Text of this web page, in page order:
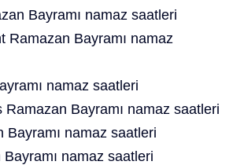
Bayramı namaz saatleri
Ramazan Bayramı namaz
namaz saatleri
Ramazan Bayramı namaz saatleri
Bayramı namaz saatleri
namaz saatleri